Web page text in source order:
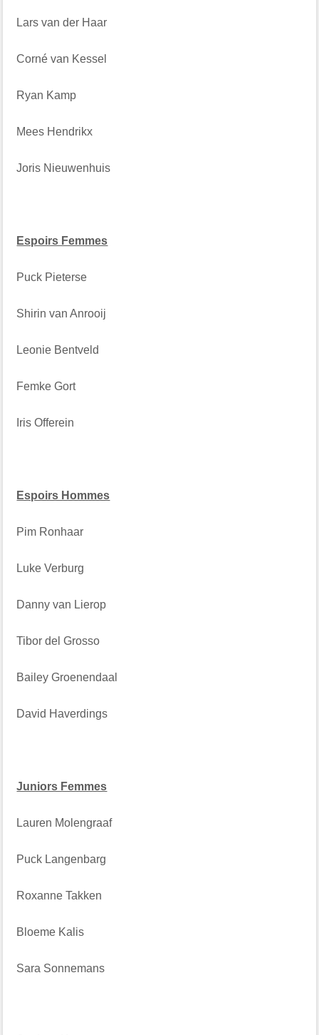
Lars van der Haar
Corné van Kessel
Ryan Kamp
Mees Hendrikx
Joris Nieuwenhuis
Espoirs Femmes
Puck Pieterse
Shirin van Anrooij
Leonie Bentveld
Femke Gort
Iris Offerein
Espoirs Hommes
Pim Ronhaar
Luke Verburg
Danny van Lierop
Tibor del Grosso
Bailey Groenendaal
David Haverdings
Juniors Femmes
Lauren Molengraaf
Puck Langenbarg
Roxanne Takken
Bloeme Kalis
Sara Sonnemans